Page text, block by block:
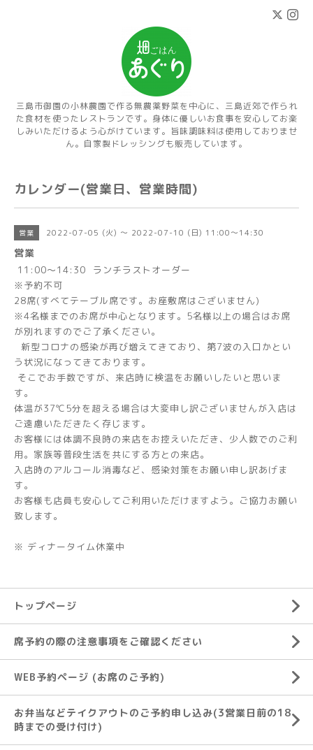
三島市御園の小林農園で作る無農薬野菜を中心に、三島近郊で作られ
た食材を使ったレストランです。身体に優しいお食事を安心してお楽
しみいただけるよう心がけています。旨味調味料は使用しておりませ
ん。自家製ドレッシングも販売しています。
カレンダー(営業日、営業時間)
営業 2022-07-05 (火) ～ 2022-07-10 (日) 11:00～14:30
営業
11:00～14:30 ランチラストオーダー
※予約不可
28席(すべてテーブル席です。お座敷席はございません)
※4名様までのお席が中心となります。5名様以上の場合はお席
が別れますのでご了承ください。
新型コロナの感染が再び増えてきており、第7波の入口かとい
う状況になってきております。
そこでお手数ですが、来店時に検温をお願いしたいと思いま
す。
体温が37℃5分を超える場合は大変申し訳ございませんが入店は
ご遠慮いただきたく存じます。
お客様には体調不良時の来店をお控えいただき、少人数でのご利
用。家族等普段生活を共にする方との来店。
入店時のアルコール消毒など、感染対策をお願い申し訳あげま
す。
お客様も店員も安心してご利用いただけますよう。ご協力お願い
致します。
※ ディナータイム休業中
トップページ
席予約の際の注意事項をご確認ください
WEB予約ページ (お席のご予約)
お弁当などテイクアウトのご予約申し込み(3営業日前の18
時までの受け付け)